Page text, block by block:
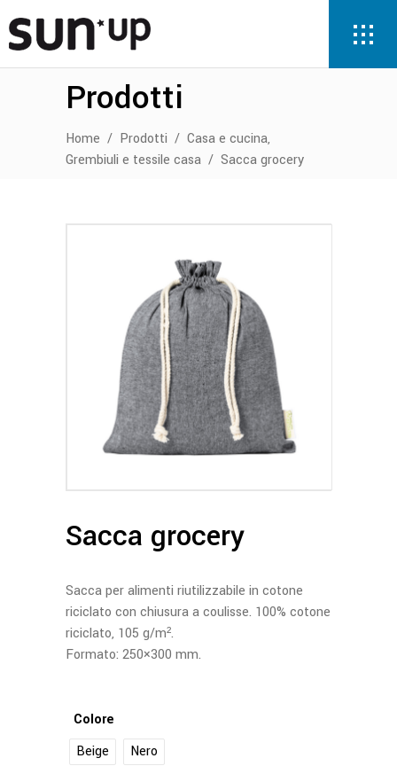
Prodotti
Home / Prodotti / Casa e cucina,
Grembiuli e tessile casa / Sacca grocery
Sacca grocery
Sacca per alimenti riutilizzabile in cotone
riciclato con chiusura a coulisse. 100% cotone
riciclato, 105 g/m².
Formato: 250×300 mm.
Colore
Beige
Nero